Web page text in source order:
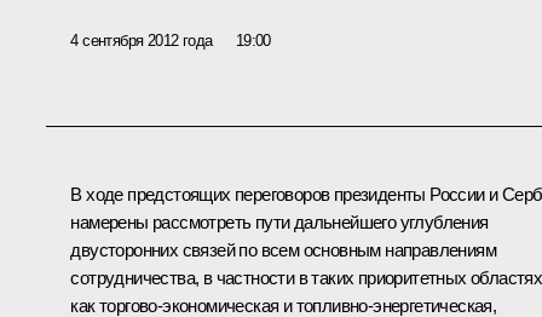
4 сентября 2012 года 19:00
В ходе предстоящих переговоров президенты России и
намерены рассмотреть пути дальнейшего углубления
двусторонних связей по всем основным направлениям
сотрудничества, в частности в таких приоритетных
как торгово-экономическая и топливно-энергетическая,